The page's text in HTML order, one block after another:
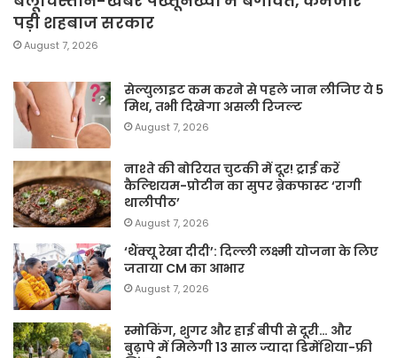
पड़ी शहबाज सरकार
August 7, 2026
सेल्युलाइट कम करने से पहले जान लीजिए ये 5
मिथ, तभी दिखेगा असली रिजल्ट
August 7, 2026
नाश्ते की बोरियत चुटकी में दूर! ट्राई करें
कैल्शियम-प्रोटीन का सुपर ब्रेकफास्ट ‘रागी
थालीपीठ’
August 7, 2026
‘थैंक्यू रेखा दीदी’: दिल्ली लक्ष्मी योजना के लिए
जताया CM का आभार
August 7, 2026
स्मोकिंग, शुगर और हाई बीपी से दूरी… और
बुढ़ापे में मिलेगी 13 साल ज्यादा डिमेंशिया-फ्री